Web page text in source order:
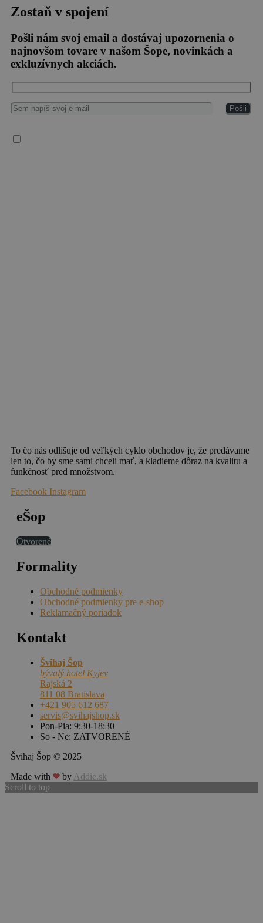
Zostaň v spojení
Pošli nám svoj email a dostávaj upozornenia o
najnovšom tovare v našom Šope, novinkách a
exkluzívnych akciách.
To čo nás odlišuje od veľkých cyklo obchodov je, že predávame
len to, čo by sme sami chceli mať, a kladieme dôraz na kvalitu a
funkčnosť pred množstvom.
Facebook Instagram
eŠop
Otvorené
Formality
Obchodné podmienky
Obchodné podmienky pre e-shop
Reklamačný poriadok
Kontakt
Švihaj Šop
bývalý hotel Kyjev
Rajská 2
811 08 Bratislava
+421 905 612 687
servis@svihajshop.sk
Pon-Pia: 9:30-18:30
So - Ne: ZATVORENÉ
Švihaj Šop © 2025
Made with
by Addie.sk
Scroll to top